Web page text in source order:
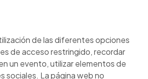
de las diferentes opciones
de acceso restringido, recordar
un evento, utilizar elementos de
sociales. La página web no